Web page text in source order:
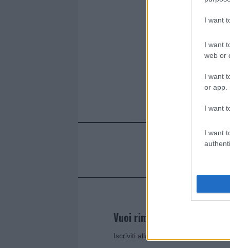
I want
I want
web or
I want
or app.
I want
I want
Vuoi rimanere sempre
Iscriviti alla newsletter di Gallura